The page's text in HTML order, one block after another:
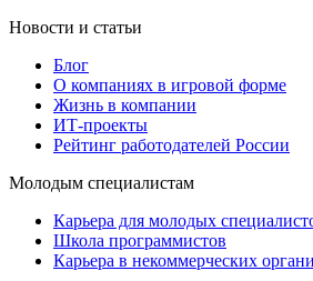
Новости и статьи
Блог
О компаниях в игровой форме
Жизнь в компании
ИТ-проекты
Рейтинг работодателей России
Молодым специалистам
Карьера для молодых
Школа программистов
Карьера в некоммерческих